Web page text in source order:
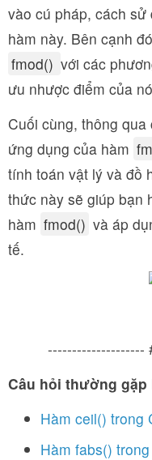
vào cú pháp, cách
hàm này. Bên cạnh
fmod() với các
ưu nhược điểm của
Cuối cùng, thông
ứng dụng của hàm
tính toán vật lý và đồ
thức này sẽ giúp bạn
hàm fmod() và áp
tế.
--------------------
Câu hỏi thường gặp
Hàm ceil() trong
Hàm fabs()